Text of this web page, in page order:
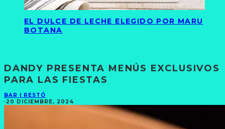
EL DULCE DE LECHE ELEGIDO POR MARU
BOTANA
DANDY PRESENTA MENÚS EXCLUSIVOS
PARA LAS FIESTAS
BAR | RESTÓ
·20 DICIEMBRE, 2024